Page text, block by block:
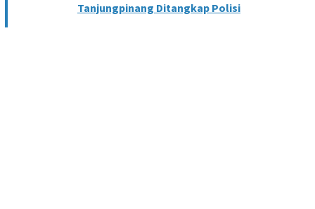
Tanjungpinang Ditangkap Polisi